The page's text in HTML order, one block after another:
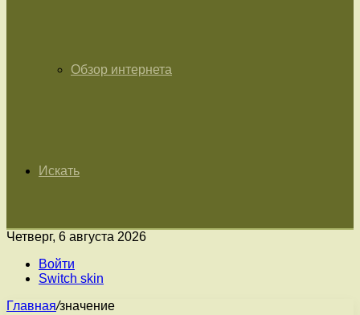
Обзор интернета
Искать
Четверг, 6 августа 2026
Войти
Switch skin
Главная/значение